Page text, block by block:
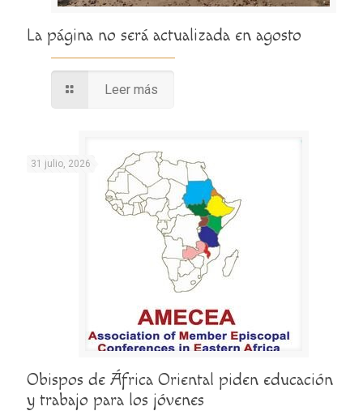
La página no será actualizada en agosto
Leer más
31 julio, 2026
Obispos de África Oriental piden educación
y trabajo para los jóvenes